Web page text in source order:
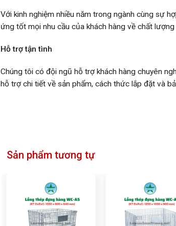
Với kinh nghiệm nhiều năm trong ngành cùng sự
ứng tốt mọi nhu cầu của khách hàng về chất
Hỗ trợ tận tình
Chúng tôi có đội ngũ hỗ trợ khách hàng chuyên
hỗ trợ chi tiết về sản phẩm, cách thức lắp đặt và
Sản phẩm tương tự